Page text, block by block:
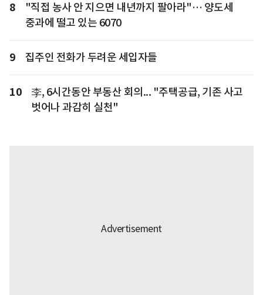
8
"직접 농사 안 지으면 내년까지 팔아라"… 양도세
중과에 떨고 있는 6070
9 집주인 전화가 두려운 세입자들
10
李, 6시간동안 부동산 회의... "주택공급, 기존 사고
벗어나 과감히 실천"